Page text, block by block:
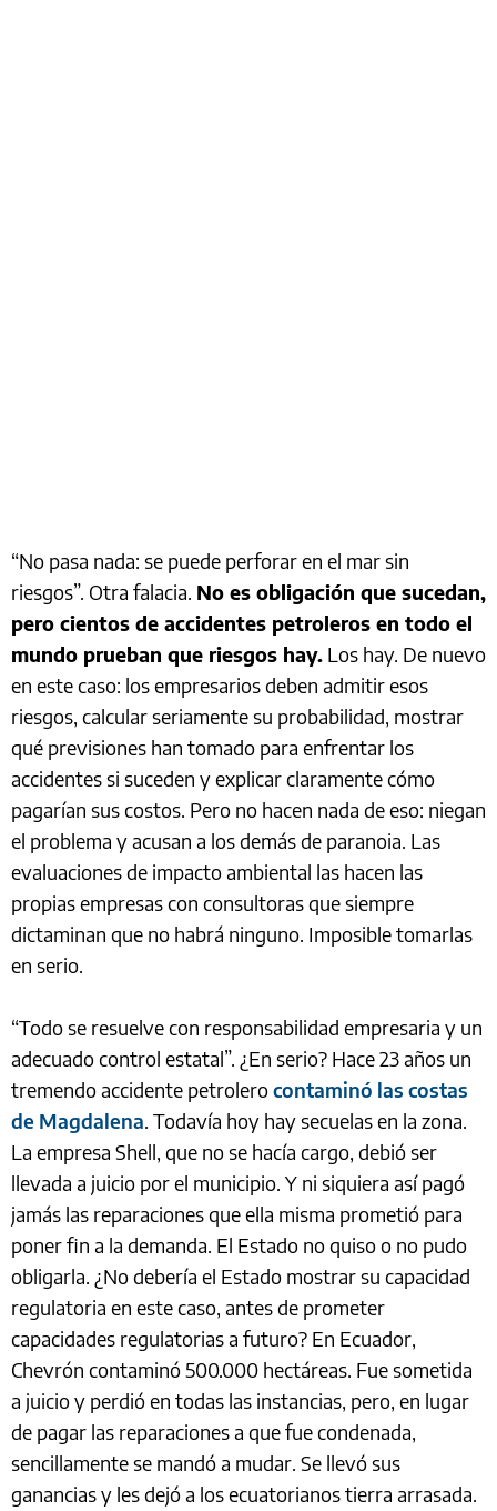
“No pasa nada: se puede perforar en el mar sin
riesgos”. Otra falacia. No es obligación que sucedan,
pero cientos de accidentes petroleros en todo el
mundo prueban que riesgos hay. Los hay. De nuevo
en este caso: los empresarios deben admitir esos
riesgos, calcular seriamente su probabilidad, mostrar
qué previsiones han tomado para enfrentar los
accidentes si suceden y explicar claramente cómo
pagarían sus costos. Pero no hacen nada de eso: niegan
el problema y acusan a los demás de paranoia. Las
evaluaciones de impacto ambiental las hacen las
propias empresas con consultoras que siempre
dictaminan que no habrá ninguno. Imposible tomarlas
en serio.
“Todo se resuelve con responsabilidad empresaria y un
adecuado control estatal”. ¿En serio? Hace 23 años un
tremendo accidente petrolerocontaminó las costas
de Magdalena. Todavía hoy hay secuelas en la zona.
La empresa Shell, que no se hacía cargo, debió ser
llevada a juicio por el municipio. Y ni siquiera así pagó
jamás las reparaciones que ella misma prometió para
poner fin a la demanda. El Estado no quiso o no pudo
obligarla. ¿No debería el Estado mostrar su capacidad
regulatoria en este caso, antes de prometer
capacidades regulatorias a futuro? En Ecuador,
Chevrón contaminó 500.000 hectáreas. Fue sometida
a juicio y perdió en todas las instancias, pero, en lugar
de pagar las reparaciones a que fue condenada,
sencillamente se mandó a mudar. Se llevó sus
ganancias y les dejó a los ecuatorianos tierra arrasada.